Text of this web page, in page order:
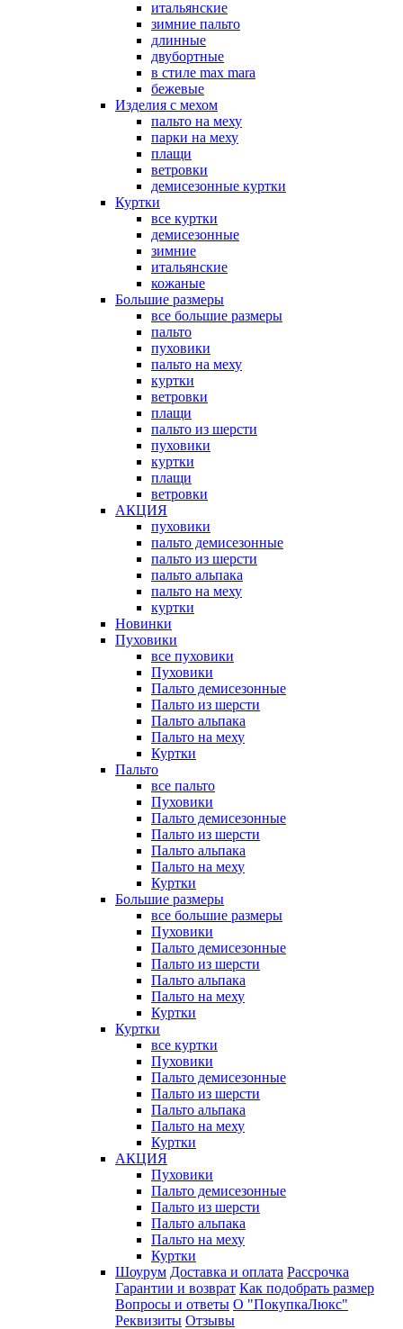
итальянские
зимние пальто
длинные
двубортные
в стиле max mara
бежевые
Изделия с мехом
пальто на меху
парки на меху
плащи
ветровки
демисезонные куртки
Куртки
все куртки
демисезонные
зимние
итальянские
кожаные
Большие размеры
все большие размеры
пальто
пуховики
пальто на меху
куртки
ветровки
плащи
пальто из шерсти
пуховики
куртки
плащи
ветровки
АКЦИЯ
пуховики
пальто демисезонные
пальто из шерсти
пальто альпака
пальто на меху
куртки
Новинки
Пуховики
все пуховики
Пуховики
Пальто демисезонные
Пальто из шерсти
Пальто альпака
Пальто на меху
Куртки
Пальто
все пальто
Пуховики
Пальто демисезонные
Пальто из шерсти
Пальто альпака
Пальто на меху
Куртки
Большие размеры
все большие размеры
Пуховики
Пальто демисезонные
Пальто из шерсти
Пальто альпака
Пальто на меху
Куртки
Куртки
все куртки
Пуховики
Пальто демисезонные
Пальто из шерсти
Пальто альпака
Пальто на меху
Куртки
АКЦИЯ
Пуховики
Пальто демисезонные
Пальто из шерсти
Пальто альпака
Пальто на меху
Куртки
Шоурум Доставка и оплата Рассрочка
Гарантии и возврат Как подобрать размер
Вопросы и ответы О "ПокупкаЛюкс"
Реквизиты Отзывы